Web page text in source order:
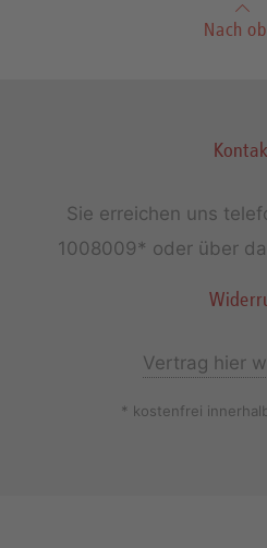
Nach
Sie erreichen uns
1008009* oder über
Vertrag hier
* kostenfrei